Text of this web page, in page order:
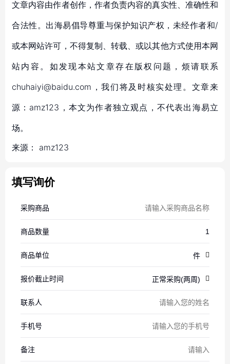
文章内容由作者创作，作者负责内容的真实性、准确性和
合法性。出海易倡导尊重与保护知识产权，未经作者和/
或本网站许可，不得复制、转载、或以其他方式使用本网
站内容。如发现本站文章存在版权问题，烦请联系
chuhaiyi@baidu.com，我们将及时核实处理。文章来
源：amz123，本文为作者独立观点，不代表出海易立
场。
来源： amz123
填写询价